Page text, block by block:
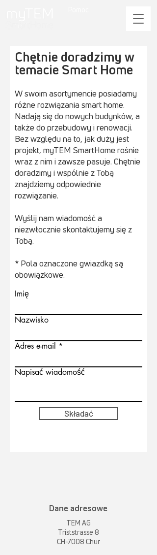
Chętnie doradzimy w
temacie Smart Home
W swoim asortymencie posiadamy
różne rozwiązania smart home.
Nadają się do nowych budynków, a
także do przebudowy i renowacji.
Bez względu na to, jak duży jest
projekt, myTEM SmartHome rośnie
wraz z nim i zawsze pasuje. Chętnie
doradzimy i wspólnie z Tobą
znajdziemy odpowiednie
rozwiązanie.
Wyślij nam wiadomość a
niezwłocznie skontaktujemy się z
Tobą.
* Pola oznaczone gwiazdką są
obowiązkowe.
Imię
Nazwisko
Adres e-mail
Napisać wiadomość
Składać
Dane adresowe
TEM AG
Triststrasse 8
CH-7008 Chur